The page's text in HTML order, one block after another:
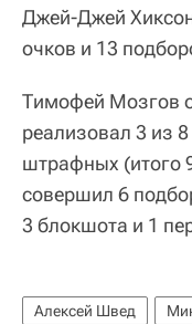
Джей-Джей
очков и 13
Тимофей Мозгов
реализовал 3 из
штрафных (итого
совершил 6
3 блокшота и 1
Алексей Швед